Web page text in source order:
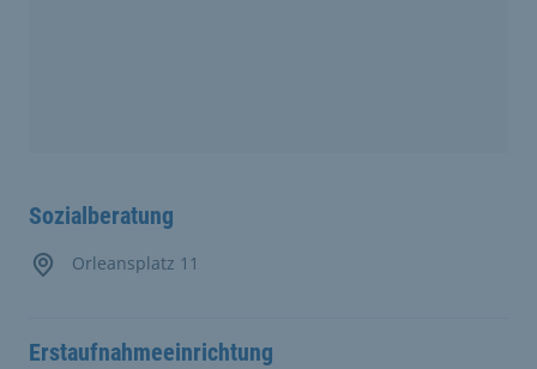
Sozialberatung
Orleansplatz 11
Erstaufnahmeeinrichtung